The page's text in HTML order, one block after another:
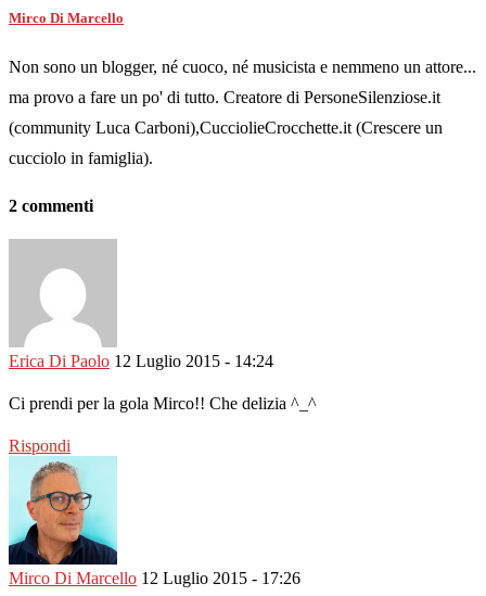
Mirco Di Marcello
Non sono un blogger, né cuoco, né musicista e nemmeno un attore...
ma provo a fare un po' di tutto. Creatore di PersoneSilenziose.it
(community Luca Carboni),CucciolieCrocchette.it (Crescere un
cucciolo in famiglia).
2 commenti
Erica Di Paolo 12 Luglio 2015 - 14:24
Ci prendi per la gola Mirco!! Che delizia ^_^
Rispondi
Mirco Di Marcello 12 Luglio 2015 - 17:26